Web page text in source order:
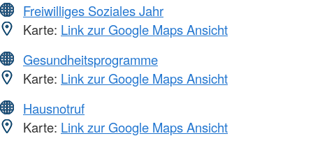
Freiwilliges Soziales Jahr
Karte: Link zur Google Maps Ansicht
Gesundheitsprogramme
Karte: Link zur Google Maps Ansicht
Hausnotruf
Karte: Link zur Google Maps Ansicht